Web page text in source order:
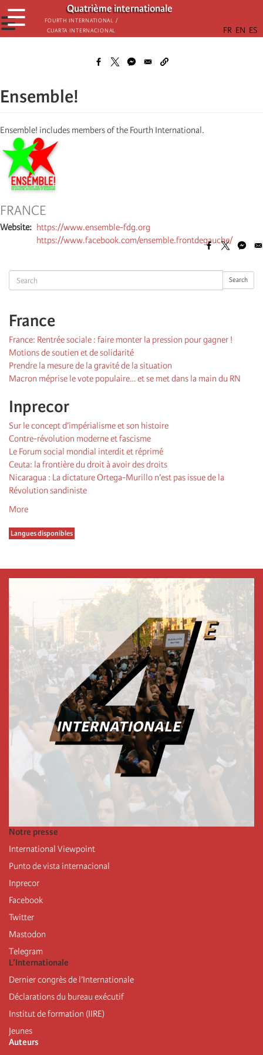
Aller
au
contenu
Quatrième internationale
Fourth International /
Cuarta Internacional
☰
☰
Search Search
France
France: Rentrée sociale : faire monter la pression pour gagner !
Motions de soutien et de solidarité
Prendre la mesure de la gravité de la situation
Macron méprise le vote populaire… et se met dans la main du RN
Inprecor
Sur le concept d’impérialisme et son histoire
Contre-révolution moderne et fascisme
Le Forum social mondial interdit et réprimé
Ceuta: la frontière du droit à avoir des droits
Nicaragua : La dictature Ortega-Murillo n’est pas issue de la
Révolution sandiniste
More
Langues disponibles
Ensemble!
Ensemble! includes members of the Fourth International.
FRANCE
Website
https://www.ensemble-fdg.org
https://www.facebook.com/ensemble.frontdegauche/
Notre presse
International Viewpoint
Punto de vista internacional
Inprecor
Facebook
Twitter
Mastodon
Telegram
L’Internationale
Dernier congrès de l’Internationale
Déclarations du bureau exécutif
Institut de formation (IIRE)
Jeunes
Auteurs